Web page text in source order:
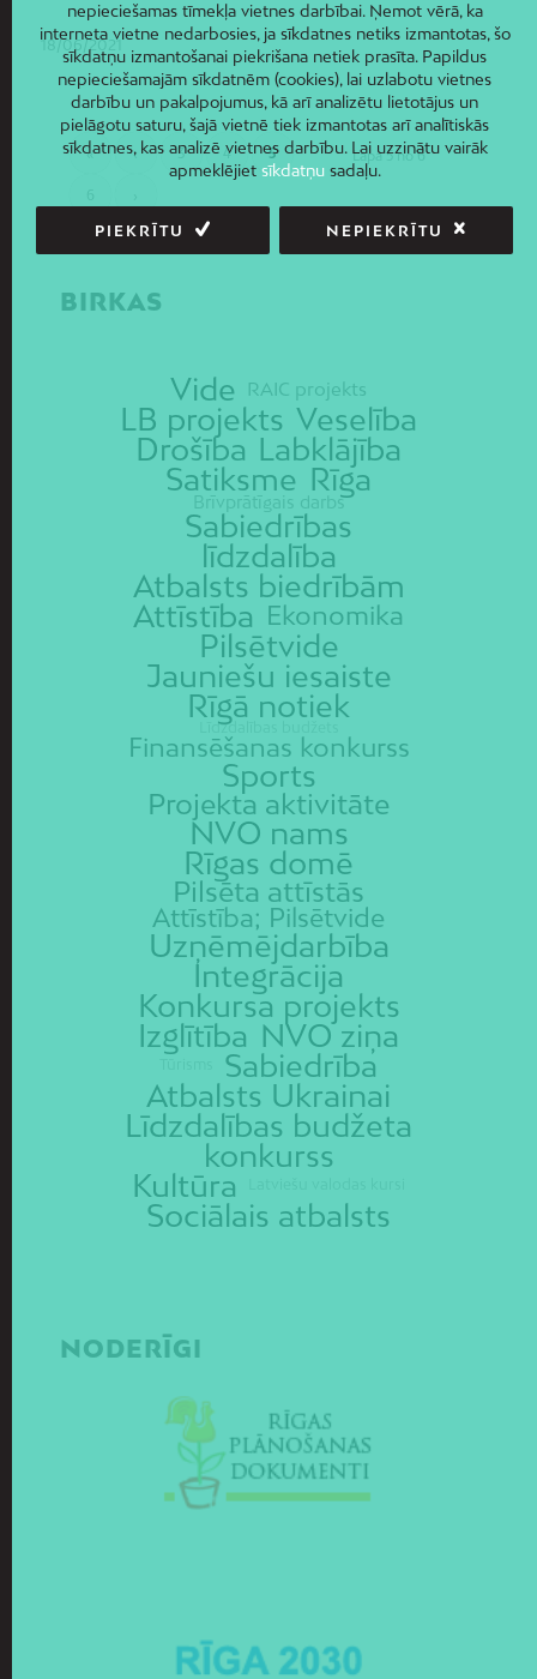
18/06/2021
Lapa 5 no 6
« ‹ 3 4 5
BIRKAS
Vide RAIC projekts
LB projekts Veselība
Drošība Labklājība
Satiksme Rīga
Brīvprātīgais darbs
Sabiedrības
līdzdalība
Atbalsts biedrībām
Attīstība Ekonomika
Pilsētvide
Jauniešu iesaiste
Rīgā notiek
Līdzdalības budžets
Finansēšanas konkurss
Sports
Projekta aktivitāte
NVO nams
Rīgas domē
Pilsēta attīstās
Attīstība; Pilsētvide
Uzņēmējdarbība
Integrācija
Konkursa projekts
Izglītība NVO ziņa
Sabiedrība
Atbalsts Ukrainai
Līdzdalības budžeta
konkurss
Kultūra
Sociālais atbalsts
NODERĪGI
nepieciešamas tīmekļa vietnes darbībai. Ņemot vērā, ka
interneta vietne nedarbosies, ja sīkdatnes netiks izmantotas, šo
sīkdatņu izmantošanai piekrišana netiek prasīta. Papildus
nepieciešamajām sīkdatnēm (cookies), lai uzlabotu vietnes
darbību un pakalpojumus, kā arī analizētu lietotājus un
pielāgotu saturu, šajā vietnē tiek izmantotas arī analītiskās
sīkdatnes, kas analizē vietnes darbību. Lai uzzinātu vairāk
apmeklējiet sīkdatņusadaļu.
PIEKRĪTU NEPIEKRĪTU